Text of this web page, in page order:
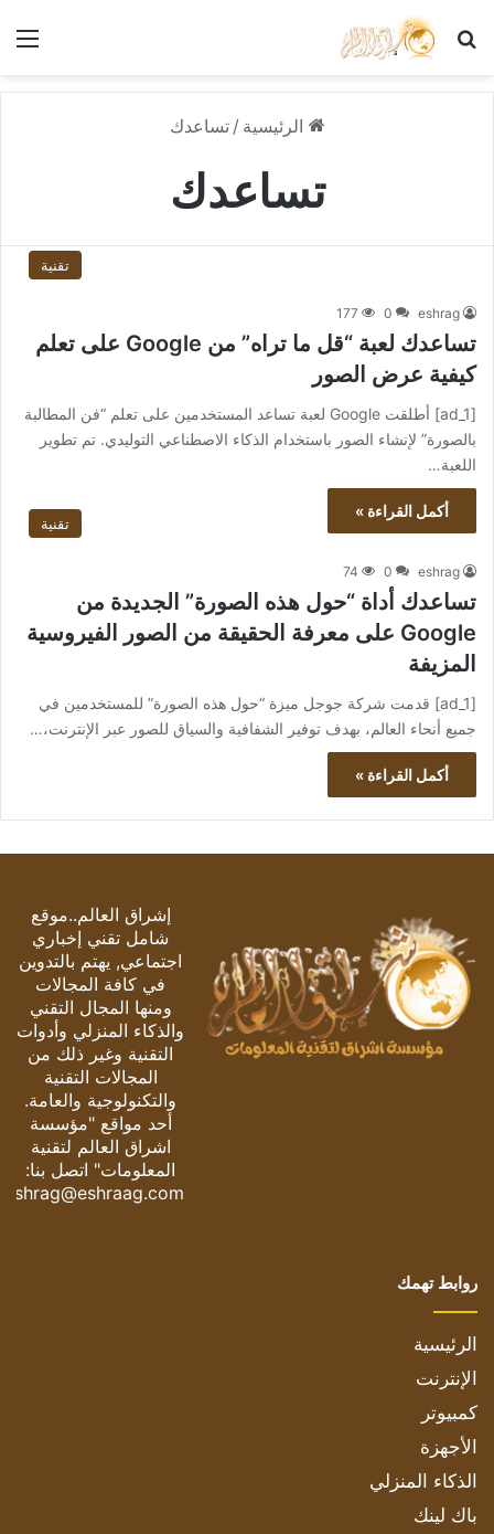
بحث عن
الرئيسية / تساعدك
تساعدك
تقنية
eshrag
0
177
تساعدك لعبة “قل ما تراه” من Google على تعلم
كيفية عرض الصور
[ad_1] أطلقت Google لعبة تساعد المستخدمين على تعلم “فن المطالبة
بالصورة” لإنشاء الصور باستخدام الذكاء الاصطناعي التوليدي. تم تطوير
اللعبة…
أكمل القراءة »
تقنية
eshrag
0
74
تساعدك أداة “حول هذه الصورة” الجديدة من
Google على معرفة الحقيقة من الصور الفيروسية
المزيفة
[ad_1] قدمت شركة جوجل ميزة “حول هذه الصورة” للمستخدمين في
جميع أنحاء العالم، بهدف توفير الشفافية والسياق للصور عبر الإنترنت،…
أكمل القراءة »
إشراق العالم..موقع
شامل تقني إخباري
اجتماعي, يهتم بالتدوين
في كافة المجالات
ومنها المجال التقني
والذكاء المنزلي وأدوات
التقنية وغير ذلك من
المجالات التقنية
والتكنولوجية والعامة.
أحد مواقع "مؤسسة
اشراق العالم لتقنية
المعلومات" اتصل بنا:
eshrag@eshraag.com
روابط تهمك
الرئيسية
الإنترنت
كمبيوتر
الأجهزة
الذكاء المنزلي
باك لينك